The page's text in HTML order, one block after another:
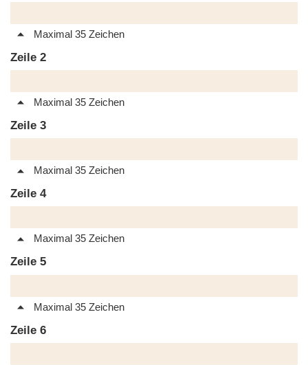
Maximal 35 Zeichen
Zeile 2
Maximal 35 Zeichen
Zeile 3
Maximal 35 Zeichen
Zeile 4
Maximal 35 Zeichen
Zeile 5
Maximal 35 Zeichen
Zeile 6